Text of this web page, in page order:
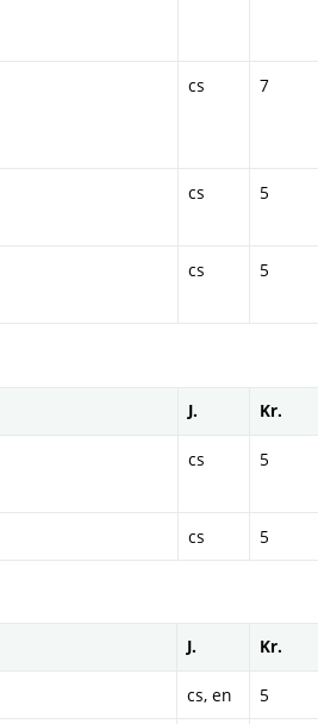
cs 7
cs 5
cs 5
J. Kr.
cs 5
cs 5
J. Kr.
cs, en 5